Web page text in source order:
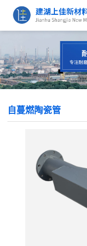
自蔓燃陶瓷管